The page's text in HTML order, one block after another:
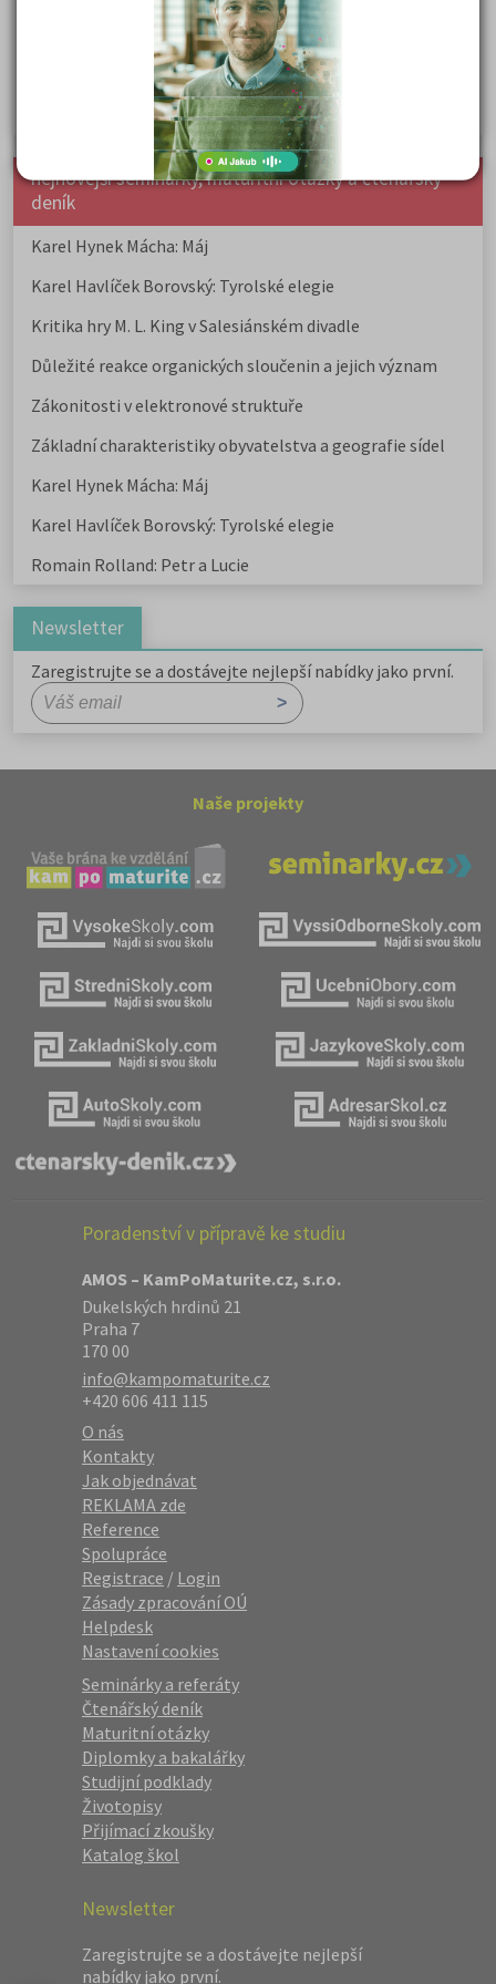
Prestiž a vnímání oborů ve společnosti
Rozcestník po maturitě: VŠ, VOŠ, práce, gap year i další
Jak se dostat na nejžádanější obory vysokých škol
nejnovější seminárky, maturitní otázky a čtenářsky
deník
Karel Hynek Mácha: Máj
Karel Havlíček Borovský: Tyrolské elegie
Kritika hry M. L. King v Salesiánském divadle
Důležité reakce organických sloučenin a jejich význam
Zákonitosti v elektronové struktuře
Základní charakteristiky obyvatelstva a geografie sídel
Karel Hynek Mácha: Máj
Karel Havlíček Borovský: Tyrolské elegie
Romain Rolland: Petr a Lucie
Newsletter
Zaregistrujte se a dostávejte nejlepší nabídky jako první.
Naše projekty
Poradenství v přípravě ke studiu
AMOS – KamPoMaturite.cz, s.r.o.
Dukelských hrdinů 21
Praha 7
170 00
info@kampomaturite.cz
+420 606 411 115
O nás
Kontakty
Jak objednávat
REKLAMA zde
Reference
Spolupráce
Registrace / Login
Zásady zpracování OÚ
Helpdesk
Nastavení cookies
Seminárky a referáty
Čtenářský deník
Maturitní otázky
Diplomky a bakalářky
Studijní podklady
Životopisy
Přijímací zkoušky
Katalog škol
Newsletter
Zaregistrujte se a dostávejte nejlepší
nabídky jako první.